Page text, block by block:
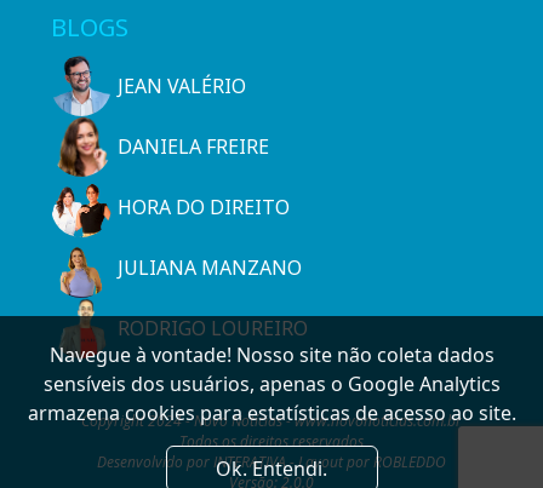
BLOGS
JEAN VALÉRIO
DANIELA FREIRE
HORA DO DIREITO
JULIANA MANZANO
RODRIGO LOUREIRO
Copyright 2024 - Novo Notícias - www.novonoticias.com.br
Todos os direitos reservados
Desenvolvido por INTERATIVA - Layout por ROBLEDDO
Versão: 2.0.0
Navegue à vontade! Nosso site não coleta dados
sensíveis dos usuários, apenas o Google Analytics
armazena cookies para estatísticas de acesso ao site.
Ok. Entendi.